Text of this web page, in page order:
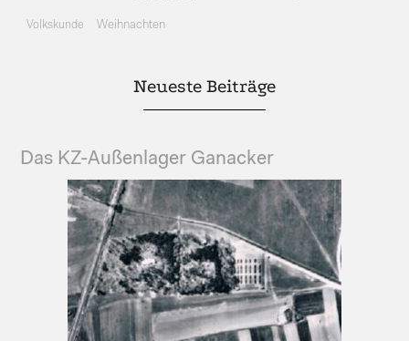
Volkskunde Weihnachten
Neueste Beiträge
Das KZ-Außenlager Ganacker